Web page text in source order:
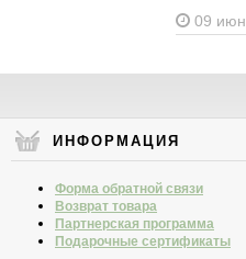
09
ИНФОРМАЦИЯ
Форма обратной связи
Возврат товара
Партнерская программа
Подарочные сертификаты